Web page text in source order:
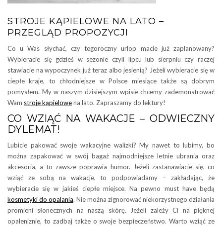
STROJE KĄPIELOWE NA LATO –
PRZEGLĄD PROPOZYCJI
Co u Was słychać, czy tegoroczny urlop macie już zaplanowany?
Wybieracie się gdzieś w sezonie czyli lipcu lub sierpniu czy raczej
stawiacie na wypoczynek już teraz albo jesienią? Jeżeli wybieracie się w
ciepłe kraje, to chłodniejsze w Polsce miesiące także są dobrym
pomysłem. My w naszym dzisiejszym wpisie chcemy zademonstrować
Wam stroje kąpielowena lato. Zapraszamy do lektury!
CO WZIĄĆ NA WAKACJE – ODWIECZNY
DYLEMAT!
Lubicie pakować swoje wakacyjne walizki? My nawet to lubimy, bo
można zapakować w swój bagaż najmodniejsze letnie ubrania oraz
akcesoria, a to zawsze poprawia humor. Jeżeli zastanawiacie się, co
wziąć ze sobą na wakacje, to podpowiadamy – zakładając, że
wybieracie się w jakieś ciepłe miejsce. Na pewno must have będą
kosmetyki do opalania. Nie można zignorować niekorzystnego działania
promieni słonecznych na naszą skórę. Jeżeli zależy Ci na pięknej
opaleniznie, to zadbaj także o swoje bezpieczeństwo. Warto wziąć ze